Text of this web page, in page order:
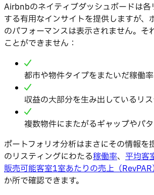
Airbnbのネイティブダッシュボードは各
する有用なインサイトを提供しますが、
のパフォーマンスは表示されません。そ
ことができません：
都市や物件タイプをまたいだ稼働
収益の大部分を生み出しているリ
複数物件にまたがるギャップやパ
ポートフォリオ分析はまさにその情報を
のリスティングにわたる稼働率、 平均客
販売可能客室1室あたりの売上（
か所で確認できます。